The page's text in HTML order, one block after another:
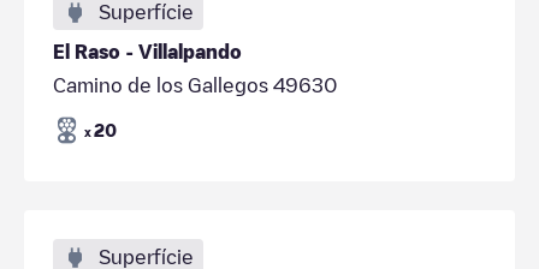
Superfície
El Raso - Villalpando
Camino de los Gallegos 49630
x 20
Superfície